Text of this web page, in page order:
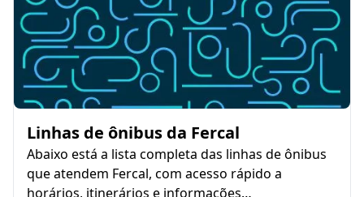
Linhas de ônibus da Fercal
Abaixo está a lista completa das linhas de ônibus
que atendem Fercal, com acesso rápido a
horários, itinerários e informações…